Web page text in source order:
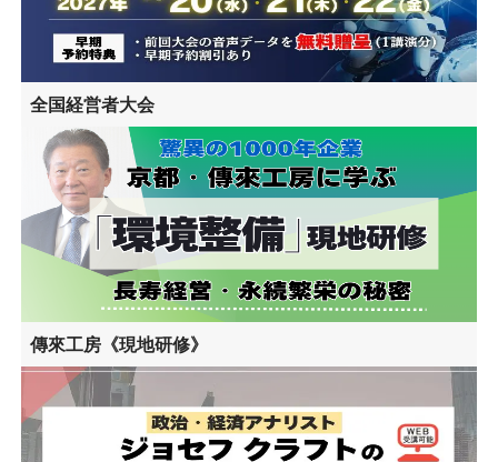
ブログ・コラム
はじめての方へ
ご相談・お見積
全国経営者大会
傳來工房《現地研修》